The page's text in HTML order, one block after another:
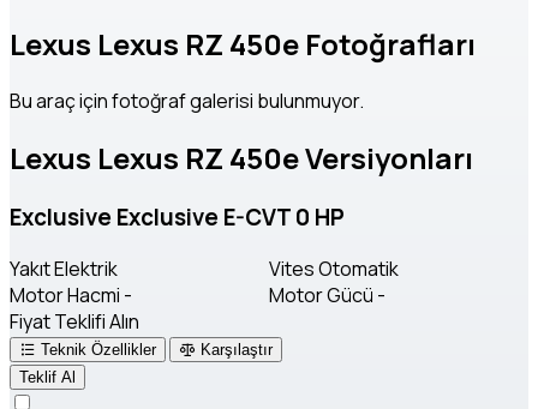
Lexus Lexus RZ 450e Fotoğrafları
Bu araç için fotoğraf galerisi bulunmuyor.
Lexus Lexus RZ 450e Versiyonları
Exclusive Exclusive E-CVT 0 HP
YakıtElektrik VitesOtomatik
Motor Hacmi - Motor Gücü -
Fiyat Teklifi Alın
Teknik Özellikler
Karşılaştır
Teklif Al